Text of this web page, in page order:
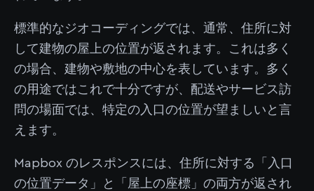
標準的なジオコーディングでは、通常、住所に対
して建物の屋上の位置が返されます。これは多く
の場合、建物や敷地の中心を表しています。多く
の用途ではこれで十分ですが、配送やサービス訪
問の場面では、特定の入口の位置が望ましいと言
えます。
Mapbox のレスポンスには、住所に対する「入口
の位置データ」と「屋上の座標」の両方が返され